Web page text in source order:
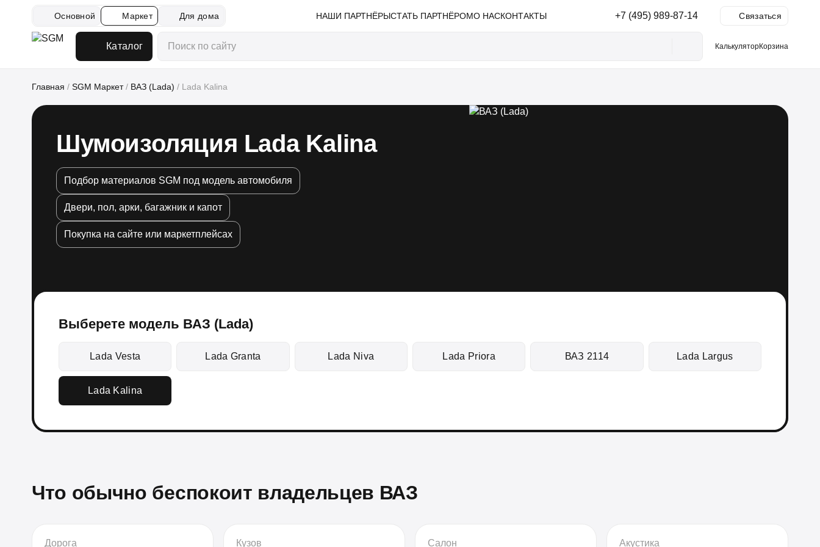
Основной Маркет Для дома НАШИ ПАРТНЁРЫСТАТЬ ПАРТНЁРОМО НАСКОНТАКТЫ +7 (495) 989-87-14 Связаться
Каталог КалькуляторКорзина
Главная / SGM Маркет/ ВАЗ (Lada) / Lada Kalina
Шумоизоляция Lada Kalina
Подбор материалов SGM под модель автомобиля
Двери, пол, арки, багажник и капот
Покупка на сайте или маркетплейсах
Выберете модель ВАЗ (Lada)
Lada Vesta Lada Granta Lada Niva Lada Priora ВАЗ 2114 Lada Largus
Lada Kalina
Что обычно беспокоит владельцев ВАЗ
Дорога Кузов Салон Акустика